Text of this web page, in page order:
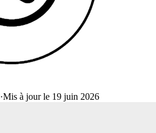
·Mis à jour le 19 juin 2026